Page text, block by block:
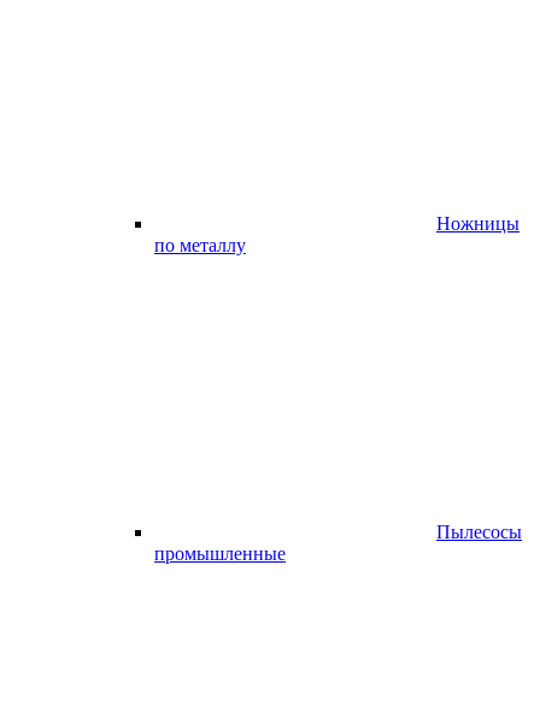
Ножницы
по металлу
Пылесосы
промышленные